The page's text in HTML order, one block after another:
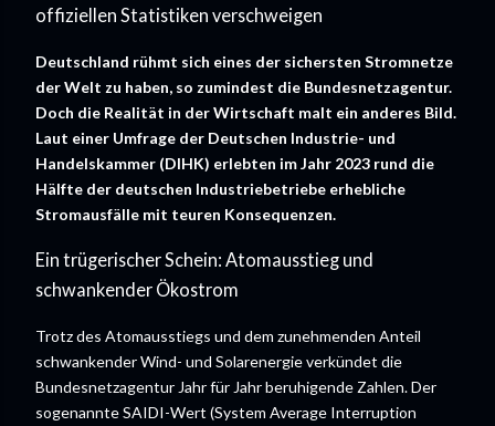
offiziellen Statistiken verschweigen
Deutschland rühmt sich eines der sichersten Stromnetze
der Welt zu haben, so zumindest die Bundesnetzagentur.
Doch die Realität in der Wirtschaft malt ein anderes Bild.
Laut einer Umfrage der Deutschen Industrie- und
Handelskammer (DIHK) erlebten im Jahr 2023 rund die
Hälfte der deutschen Industriebetriebe erhebliche
Stromausfälle mit teuren Konsequenzen.
Ein trügerischer Schein: Atomausstieg und
schwankender Ökostrom
Trotz des Atomausstiegs und dem zunehmenden Anteil
schwankender Wind- und Solarenergie verkündet die
Bundesnetzagentur Jahr für Jahr beruhigende Zahlen. Der
sogenannte SAIDI-Wert (System Average Interruption